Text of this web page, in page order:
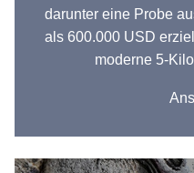
darunter eine Probe
als 600.000 USD
moderne 5-